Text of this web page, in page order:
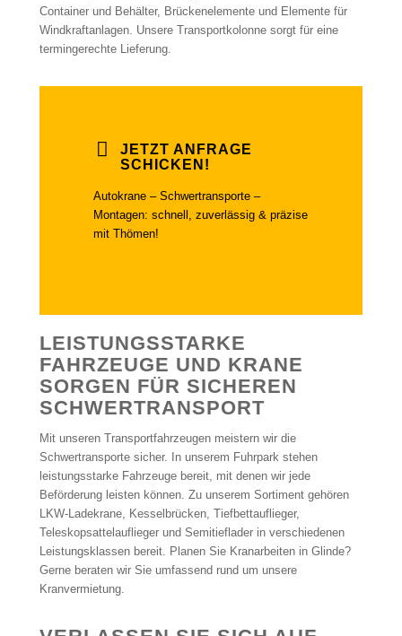
Container und Behälter, Brückenelemente und Elemente für
Windkraftanlagen. Unsere Transportkolonne sorgt für eine
termingerechte Lieferung.
JETZT ANFRAGE
SCHICKEN!
Autokrane – Schwertransporte –
Montagen: schnell, zuverlässig & präzise
mit Thömen!
LEISTUNGSSTARKE
FAHRZEUGE UND KRANE
SORGEN FÜR SICHEREN
SCHWERTRANSPORT
Mit unseren Transportfahrzeugen meistern wir die
Schwertransporte sicher. In unserem Fuhrpark stehen
leistungsstarke Fahrzeuge bereit, mit denen wir jede
Beförderung leisten können. Zu unserem Sortiment gehören
LKW-Ladekrane, Kesselbrücken, Tiefbettauflieger,
Teleskopsattelauflieger und Semitieflader in verschiedenen
Leistungsklassen bereit. Planen Sie Kranarbeiten in Glinde?
Gerne beraten wir Sie umfassend rund um unsere
Kranvermietung.